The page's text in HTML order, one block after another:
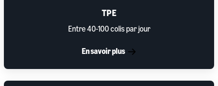
TPE
Entre 40-100 colis par jour
En savoir plus